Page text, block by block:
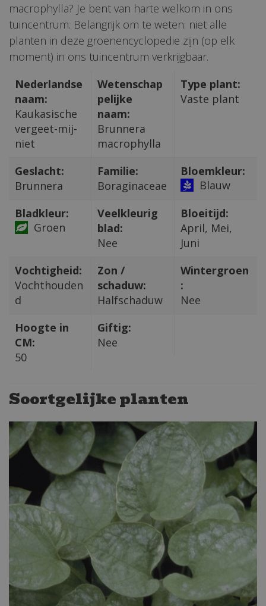
macrophylla? Je bent van harte welkom in ons
tuincentrum. Belangrijk om te weten: niet alle
planten in deze groenencyclopedie zijn (op elk
moment) in ons tuincentrum verkrijgbaar.
Nederlandse
naam:
Kaukasische
vergeet-mij-
niet
Wetenschap
pelijke
naam:
Brunnera
macrophylla
Type plant:
Vaste plant
Geslacht:
Brunnera
Familie:
Boraginaceae
Bloemkleur:
Blauw
Bladkleur:
Groen
Veelkleurig
blad:
Nee
Bloeitijd:
April, Mei,
Juni
Vochtigheid:
Vochthouden
d
Zon /
schaduw:
Halfschaduw
Wintergroen
:
Nee
Hoogte in
CM:
50
Giftig:
Nee
Soortgelijke planten